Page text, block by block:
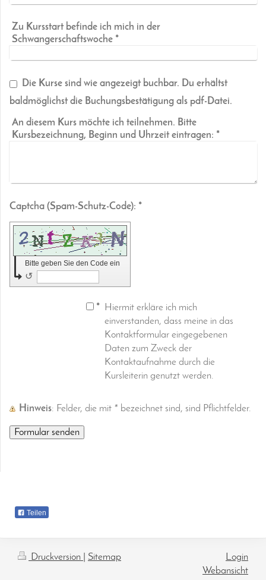
Zu Kursstart befinde ich mich in der
Schwangerschaftswoche *
Die Kurse sind wie angezeigt buchbar. Du erhältst
baldmöglichst die Buchungsbestätigung als pdf-Datei.
An diesem Kurs möchte ich teilnehmen. Bitte
Kursbezeichnung, Beginn und Uhrzeit eintragen: *
Captcha (Spam-Schutz-Code): *
Bitte geben Sie den Code ein
↺
*
Hiermit erkläre ich mich
einverstanden, dass meine in das
Kontaktformular eingegebenen
Daten zum Zweck der
Kontaktaufnahme durch die
Kursleiterin genutzt werden.
Hinweis : Felder, die mit * bezeichnet sind, sind Pflichtfelder.
Teilen
Druckversion Sitemap
Login
Webansicht